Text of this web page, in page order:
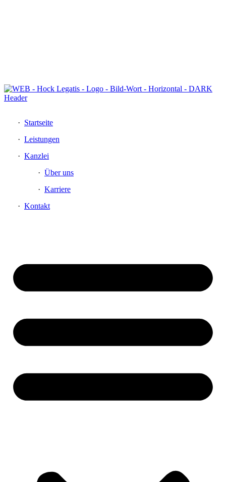
Startseite
Leistungen
Kanzlei
Über uns
Karriere
Kontakt